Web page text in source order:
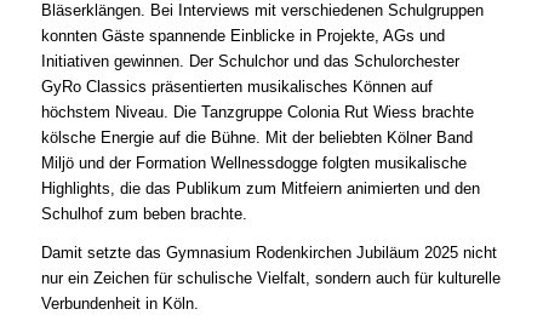
Bläserklängen. Bei Interviews mit verschiedenen Schulgruppen
konnten Gäste spannende Einblicke in Projekte, AGs und
Initiativen gewinnen. Der Schulchor und das Schulorchester
GyRo Classics präsentierten musikalisches Können auf
höchstem Niveau. Die Tanzgruppe Colonia Rut Wiess brachte
kölsche Energie auf die Bühne. Mit der beliebten Kölner Band
Miljö und der Formation Wellnessdogge folgten musikalische
Highlights, die das Publikum zum Mitfeiern animierten und den
Schulhof zum beben brachte.
Damit setzte das Gymnasium Rodenkirchen Jubiläum 2025 nicht
nur ein Zeichen für schulische Vielfalt, sondern auch für kulturelle
Verbundenheit in Köln.